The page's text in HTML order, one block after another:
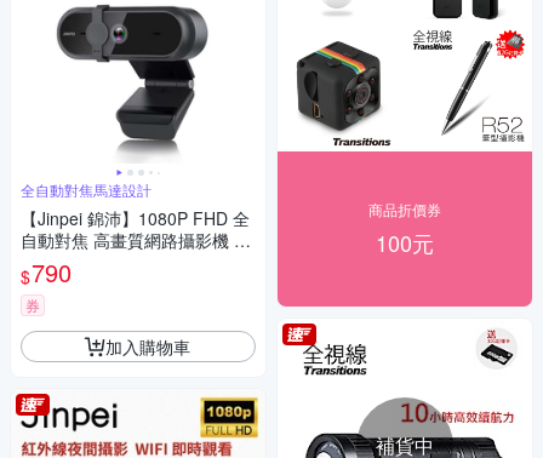
全自動對焦馬達設計
【Jinpei 錦沛】1080P FHD 全
自動對焦 高畫質網路攝影機 視
訊鏡頭 視訊攝影機 防窺蓋 JW-
07B-A
$790
券
加入購物車
商品折價券
100元
補貨中